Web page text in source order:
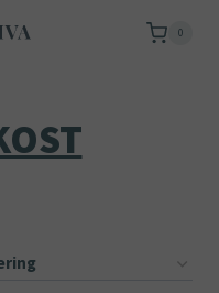
0